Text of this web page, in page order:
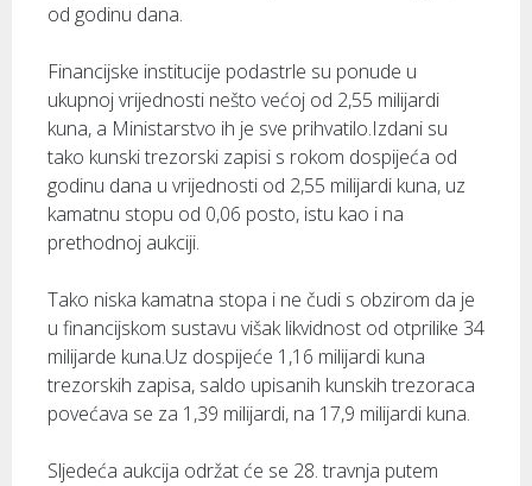
od godinu dana.
Financijske institucije podastrle su ponude u
ukupnoj vrijednosti nešto većoj od 2,55 milijardi
kuna, a Ministarstvo ih je sve prihvatilo.Izdani su
tako kunski trezorski zapisi s rokom dospijeća od
godinu dana u vrijednosti od 2,55 milijardi kuna, uz
kamatnu stopu od 0,06 posto, istu kao i na
prethodnoj aukciji.
Tako niska kamatna stopa i ne čudi s obzirom da je
u financijskom sustavu višak likvidnost od otprilike 34
milijarde kuna.Uz dospijeće 1,16 milijardi kuna
trezorskih zapisa, saldo upisanih kunskih trezoraca
povećava se za 1,39 milijardi, na 17,9 milijardi kuna.
Sljedeća aukcija održat će se 28. travnja putem